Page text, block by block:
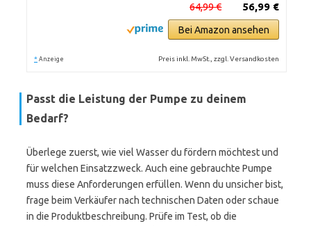
56,99 €
64,99 €
Bei Amazon ansehen
* Anzeige Preis inkl. MwSt., zzgl. Versandkosten
Passt die Leistung der Pumpe zu deinem
Bedarf?
Überlege zuerst, wie viel Wasser du fördern möchtest und
für welchen Einsatzzweck. Auch eine gebrauchte Pumpe
muss diese Anforderungen erfüllen. Wenn du unsicher bist,
frage beim Verkäufer nach technischen Daten oder schaue
in die Produktbeschreibung. Prüfe im Test, ob die